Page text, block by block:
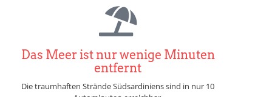
Das Meer ist nur wenige Minuten
entfernt
Die traumhaften Strände Südsardiniens sind in nur 10